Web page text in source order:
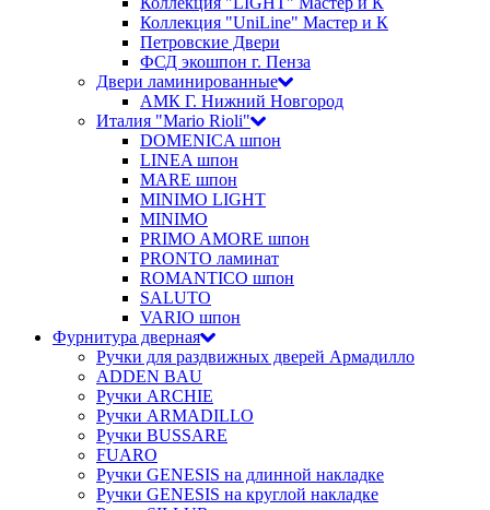
Коллекция "UniLine" Мастер и К
Петровские Двери
ФСД экошпон г. Пенза
Двери ламинированные
АМК Г. Нижний Новгород
Италия "Mario Rioli"
DOMENICA шпон
LINEA шпон
MARE шпон
MINIMO LIGHT
MINIMO
PRIMO AMORE шпон
PRONTO ламинат
ROMANTICO шпон
SALUTO
VARIO шпон
Фурнитура дверная
Ручки для раздвижных дверей Армадилло
ADDEN BAU
Ручки ARCHIE
Ручки ARMADILLO
Ручки BUSSARE
FUARO
Ручки GENESIS на длинной накладке
Ручки GENESIS на круглой накладке